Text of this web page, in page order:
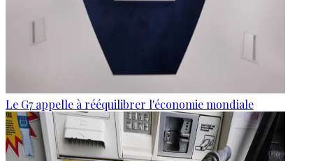
Le G7 appelle à rééquilibrer l'économie mondiale